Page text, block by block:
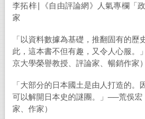
李拓梓∣
《自由評論網》人氣專欄「
家
「以資料數據為基礎，推翻固有的歷
此，這本書不但有趣，又令人心服。」
京大學榮譽教授、評論家、暢銷作家）
「大部分的日本國土是由人打造的。
可以解開日本史的謎團。」 ──荒俁宏
家、作家）